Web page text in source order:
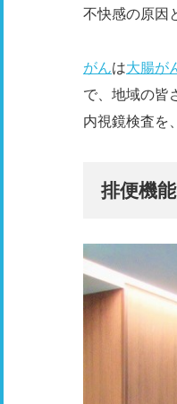
不快感の原因
がんは大腸が
で、地域の皆
内視鏡検査を
排便機